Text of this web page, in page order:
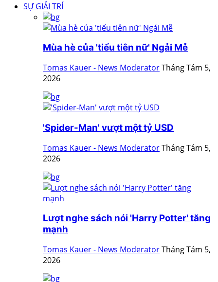
SỰ GIẢI TRÍ
Mùa hè của 'tiểu tiên nữ' Ngải Mễ
Tomas Kauer - News ModeratorTháng Tám 5,
2026
'Spider-Man' vượt một tỷ USD
Tomas Kauer - News ModeratorTháng Tám 5,
2026
Lượt nghe sách nói 'Harry Potter' tăng
mạnh
Tomas Kauer - News ModeratorTháng Tám 5,
2026